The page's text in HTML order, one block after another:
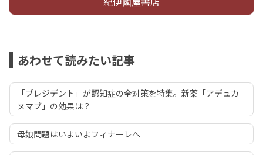
あわせて読みたい記事
「プレジデント」が認知症の全対策を特集。新薬「アデュカ
ヌマブ」の効果は？
母娘問題はいよいよフィナーレへ